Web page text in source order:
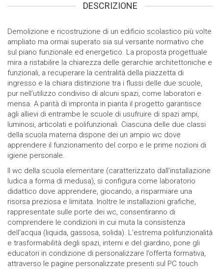
DESCRIZIONE
Demolizione e ricostruzione di un edificio scolastico più volte
ampliato ma ormai superato sia sul versante normativo che
sul piano funzionale ed energetico. La proposta progettuale
mira a ristabilire la chiarezza delle gerarchie architettoniche e
funzionali, a recuperare la centralità della piazzetta di
ingresso e la chiara distinzione tra i flussi delle due scuole,
pur nell’utilizzo condiviso di alcuni spazi, come laboratori e
mensa. A parità di impronta in pianta il progetto garantisce
agli allievi di entrambe le scuole di usufruire di spazi ampi,
luminosi, articolati e polifunzionali. Ciascuna delle due classi
della scuola materna dispone dei un ampio wc dove
apprendere il funzionamento del corpo e le prime nozioni di
igiene personale.
Il wc della scuola elementare (caratterizzato dall’installazione
ludica a forma di medusa), si configura come laboratorio
didattico dove apprendere, giocando, a risparmiare una
risorsa preziosa e limitata. Inoltre le installazioni grafiche,
rappresentate sulle porte dei wc, consentiranno di
comprendere le condizioni in cui muta la consistenza
dell’acqua (liquida, gassosa, solida). L’estrema polifunzionalità
e trasformabilità degli spazi, interni e del giardino, pone gli
educatori in condizione di personalizzare l’offerta formativa,
attraverso le pagine personalizzate presenti sul PC touch